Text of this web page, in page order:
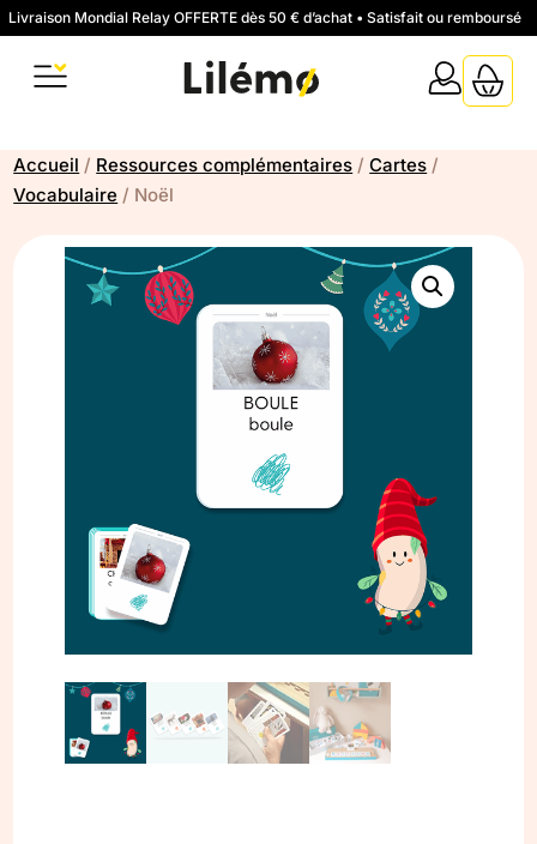
Livraison Mondial Relay OFFERTE dès 50 € d’achat • Satisfait ou remboursé
Accueil / Ressources complémentaires /Cartes /
Vocabulaire / Noël